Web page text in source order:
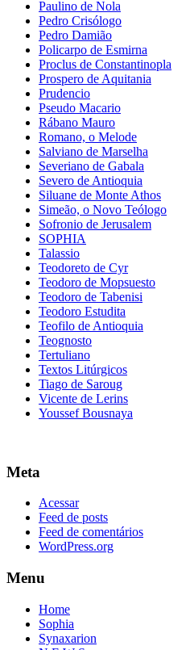
Paulino de Nola
Pedro Crisólogo
Pedro Damião
Policarpo de Esmirna
Proclus de Constantinopla
Prospero de Aquitania
Prudencio
Pseudo Macario
Rábano Mauro
Romano, o Melode
Salviano de Marselha
Severiano de Gabala
Severo de Antioquia
Siluane de Monte Athos
Simeão, o Novo Teólogo
Sofronio de Jerusalem
SOPHIA
Talassio
Teodoreto de Cyr
Teodoro de Mopsuesto
Teodoro de Tabenisi
Teodoro Estudita
Teofilo de Antioquia
Teognosto
Tertuliano
Textos Litúrgicos
Tiago de Saroug
Vicente de Lerins
Youssef Bousnaya
Meta
Acessar
Feed de posts
Feed de comentários
WordPress.org
Menu
Home
Sophia
Synaxarion